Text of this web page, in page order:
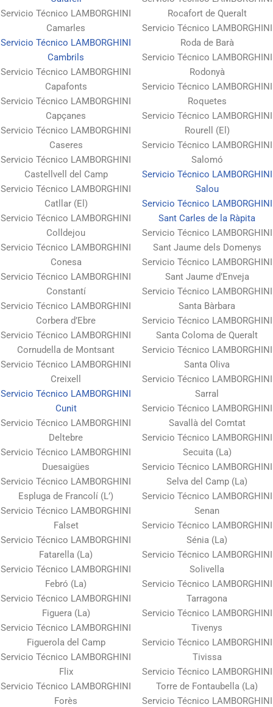
Servicio Técnico LAMBORGHINI
Camarles
Servicio Técnico LAMBORGHINI
Cambrils
Servicio Técnico LAMBORGHINI
Capafonts
Servicio Técnico LAMBORGHINI
Capçanes
Servicio Técnico LAMBORGHINI
Caseres
Servicio Técnico LAMBORGHINI
Castellvell del Camp
Servicio Técnico LAMBORGHINI
Catllar (El)
Servicio Técnico LAMBORGHINI
Colldejou
Servicio Técnico LAMBORGHINI
Conesa
Servicio Técnico LAMBORGHINI
Constantí
Servicio Técnico LAMBORGHINI
Corbera d’Ebre
Servicio Técnico LAMBORGHINI
Cornudella de Montsant
Servicio Técnico LAMBORGHINI
Creixell
Servicio Técnico LAMBORGHINI
Cunit
Servicio Técnico LAMBORGHINI
Deltebre
Servicio Técnico LAMBORGHINI
Duesaigües
Servicio Técnico LAMBORGHINI
Espluga de Francolí (L’)
Servicio Técnico LAMBORGHINI
Falset
Servicio Técnico LAMBORGHINI
Fatarella (La)
Servicio Técnico LAMBORGHINI
Febró (La)
Servicio Técnico LAMBORGHINI
Figuera (La)
Servicio Técnico LAMBORGHINI
Figuerola del Camp
Servicio Técnico LAMBORGHINI
Flix
Servicio Técnico LAMBORGHINI
Forès
Rocafort de Queralt
Servicio Técnico LAMBORGHINI
Roda de Barà
Servicio Técnico LAMBORGHINI
Rodonyà
Servicio Técnico LAMBORGHINI
Roquetes
Servicio Técnico LAMBORGHINI
Rourell (El)
Servicio Técnico LAMBORGHINI
Salomó
Servicio Técnico LAMBORGHINI
Salou
Servicio Técnico LAMBORGHINI
Sant Carles de la Ràpita
Servicio Técnico LAMBORGHINI
Sant Jaume dels Domenys
Servicio Técnico LAMBORGHINI
Sant Jaume d’Enveja
Servicio Técnico LAMBORGHINI
Santa Bàrbara
Servicio Técnico LAMBORGHINI
Santa Coloma de Queralt
Servicio Técnico LAMBORGHINI
Santa Oliva
Servicio Técnico LAMBORGHINI
Sarral
Servicio Técnico LAMBORGHINI
Savallà del Comtat
Servicio Técnico LAMBORGHINI
Secuita (La)
Servicio Técnico LAMBORGHINI
Selva del Camp (La)
Servicio Técnico LAMBORGHINI
Senan
Servicio Técnico LAMBORGHINI
Sénia (La)
Servicio Técnico LAMBORGHINI
Solivella
Servicio Técnico LAMBORGHINI
Tarragona
Servicio Técnico LAMBORGHINI
Tivenys
Servicio Técnico LAMBORGHINI
Tivissa
Servicio Técnico LAMBORGHINI
Torre de Fontaubella (La)
Servicio Técnico LAMBORGHINI